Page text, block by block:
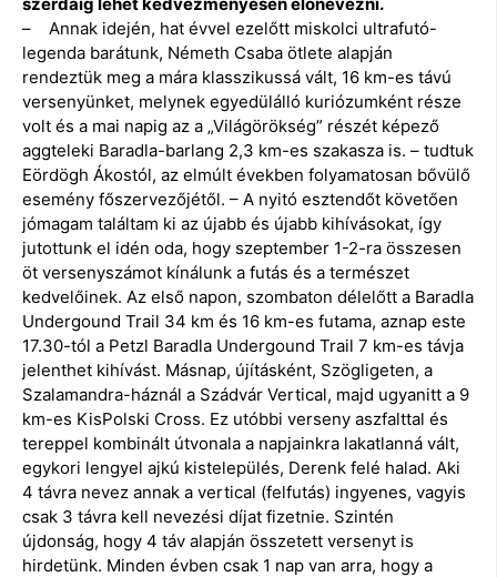
– Annak idején, hat évvel ezelőtt miskolci ultrafutó-
legenda barátunk, Németh Csaba ötlete alapján
rendeztük meg a mára klasszikussá vált, 16 km-es távú
versenyünket, melynek egyedülálló kuriózumként része
volt és a mai napig az a „Világörökség” részét képező
aggteleki Baradla-barlang 2,3 km-es szakasza is. – tudtuk
Eördögh Ákostól, az elmúlt években folyamatosan bővülő
esemény főszervezőjétől. – A nyitó esztendőt követően
jómagam találtam ki az újabb és újabb kihívásokat, így
jutottunk el idén oda, hogy szeptember 1-2-ra összesen
öt versenyszámot kínálunk a futás és a természet
kedvelőinek. Az első napon, szombaton délelőtt a Baradla
Undergound Trail 34 km és 16 km-es futama, aznap este
17.30-tól a Petzl Baradla Undergound Trail 7 km-es távja
jelenthet kihívást. Másnap, újításként, Szögligeten, a
Szalamandra-háznál a Szádvár Vertical, majd ugyanitt a 9
km-es KisPolski Cross. Ez utóbbi verseny aszfalttal és
tereppel kombinált útvonala a napjainkra lakatlanná vált,
egykori lengyel ajkú kistelepülés, Derenk felé halad. Aki
4 távra nevez annak a vertical (felfutás) ingyenes, vagyis
csak 3 távra kell nevezési díjat fizetnie. Szintén
újdonság, hogy 4 táv alapján összetett versenyt is
hirdetünk. Minden évben csak 1 nap van arra, hogy a